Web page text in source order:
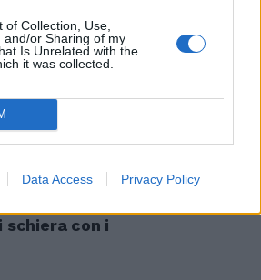
of Collection, Use,
and/or Sharing of my
Is Unrelated with the
it was collected.
Data Access Privacy Policy
si schiera
schiera con i